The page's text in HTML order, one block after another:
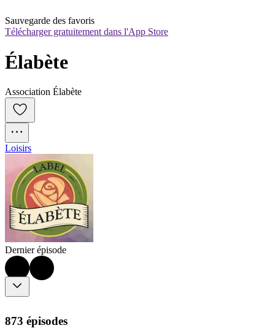
Sauvegarde des favoris
Télécharger gratuitement dans l'App Store
Élabète
Association Élabète
Loisirs
Dernier épisode
873 épisodes